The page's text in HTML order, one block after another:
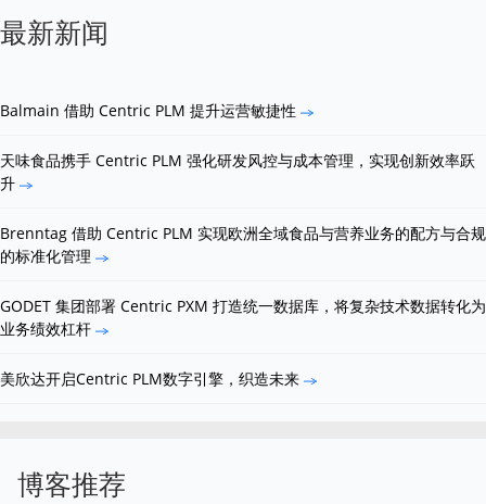
最新新闻
Balmain 借助 Centric PLM 提升运营敏捷性
天味食品携手 Centric PLM 强化研发风控与成本管理，实现创新效率跃
升
Brenntag 借助 Centric PLM 实现欧洲全域食品与营养业务的配方与合规
的标准化管理
GODET 集团部署 Centric PXM 打造统一数据库，将复杂技术数据转化为
业务绩效杠杆
美欣达开启Centric PLM数字引擎，织造未来
博客推荐